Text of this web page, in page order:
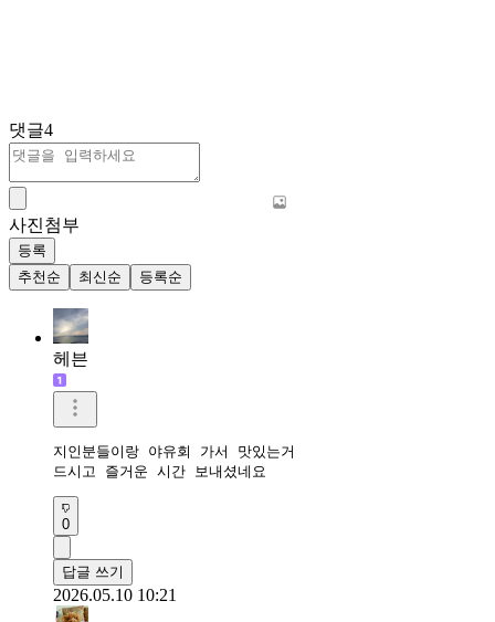
댓글4
사진첨부
등록
추천순
최신순 등록순
헤븐
지인분들이랑 야유회 가서 맛있는거
드시고 즐거운 시간 보내셨네요
0
답글 쓰기
2026.05.10 10:21